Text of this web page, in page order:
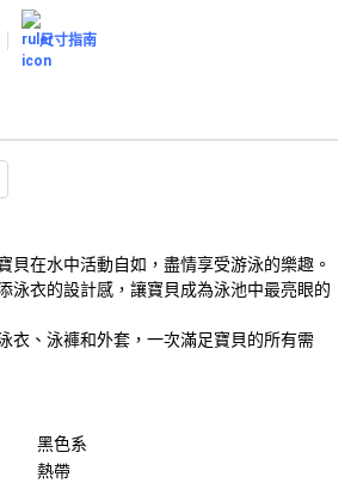
尺寸指南
貝在水中活動自如，盡情享受游泳的樂趣。
泳衣的設計感，讓寶貝成為泳池中最亮眼的
衣、泳褲和外套，一次滿足寶貝的所有需
黑色系
熱帶